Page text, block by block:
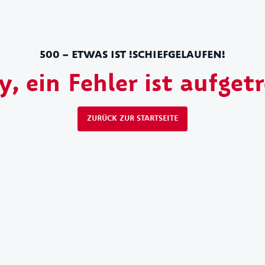
500 – ETWAS IST !SCHIEFGELAUFEN!
ein Fehler ist
ZURÜCK ZUR STARTSEITE